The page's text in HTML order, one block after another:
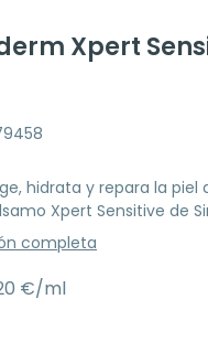
Xpert
hidrata y repara la
Xpert Sensitive de
completa
€/ml